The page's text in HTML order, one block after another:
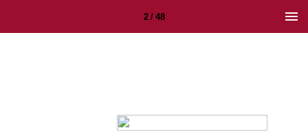
2 / 48